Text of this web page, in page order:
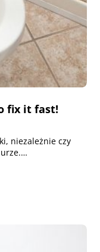
fix it fast!
niezależnie czy